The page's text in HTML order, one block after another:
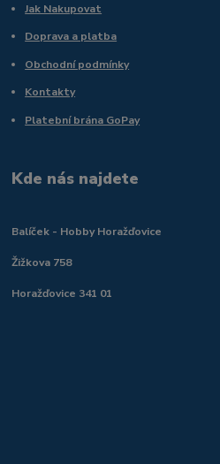
Jak Nakupovat
Doprava a platba
Obchodní podmínky
Kontakty
Platební brána GoPay
Kde nás najdete
Balíček - Hobby Horažďovice
Žižkova 758
Horažďovice 341 01